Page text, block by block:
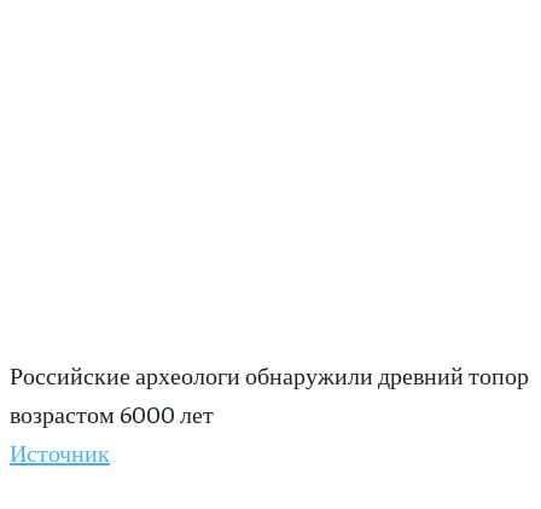
Российские археологи обнаружили древний топор
возрастом 6000 лет
Источник